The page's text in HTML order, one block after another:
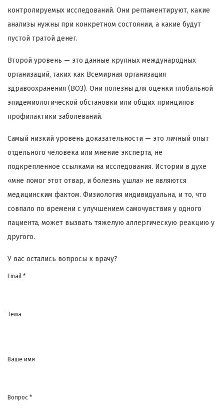
контролируемых исследований. Они регламентируют, какие
анализы нужны при конкретном состоянии, а какие будут
пустой тратой денег.
Второй уровень — это данные крупных международных
организаций, таких как Всемирная организация
здравоохранения (ВОЗ). Они полезны для оценки глобальной
эпидемиологической обстановки или общих принципов
профилактики заболеваний.
Самый низкий уровень доказательности — это личный опыт
отдельного человека или мнение эксперта, не
подкрепленное ссылками на исследования. Истории в духе
«мне помог этот отвар, и болезнь ушла» не являются
медицинским фактом. Физиология индивидуальна, и то, что
совпало по времени с улучшением самочувствия у одного
пациента, может вызвать тяжелую аллергическую реакцию у
другого.
У вас остались вопросы к врачу?
Email *
Тема
Ваше имя
Вопрос *